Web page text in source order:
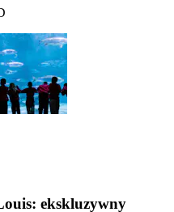
ekskluzywny